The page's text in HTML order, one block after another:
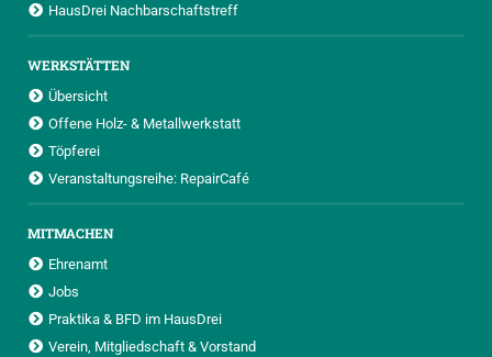
HausDrei Nachbarschaftstreff
WERKSTÄTTEN
Übersicht
Offene Holz- & Metallwerkstatt
Töpferei
Veranstaltungsreihe: RepairCafé
MITMACHEN
Ehrenamt
Jobs
Praktika & BFD im HausDrei
Verein, Mitgliedschaft & Vorstand